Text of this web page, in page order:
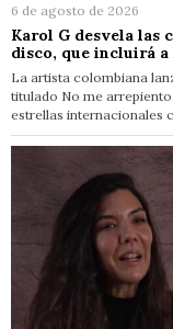
6 de agosto de 2026
Karol G desvela las
disco, que incluirá a
La artista colombiana
titulado No me
estrellas internacionales